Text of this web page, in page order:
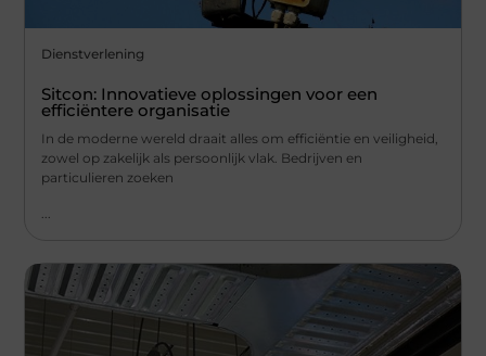
Dienstverlening
Sitcon: Innovatieve oplossingen voor een
efficiëntere organisatie
In de moderne wereld draait alles om efficiëntie en veiligheid,
zowel op zakelijk als persoonlijk vlak. Bedrijven en
particulieren zoeken